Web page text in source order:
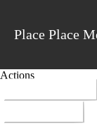
Place Place
Actions